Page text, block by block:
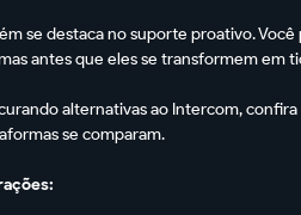
se destaca no suporte proativo.
antes que eles se transformem em
alternativas ao Intercom,
se comparam.